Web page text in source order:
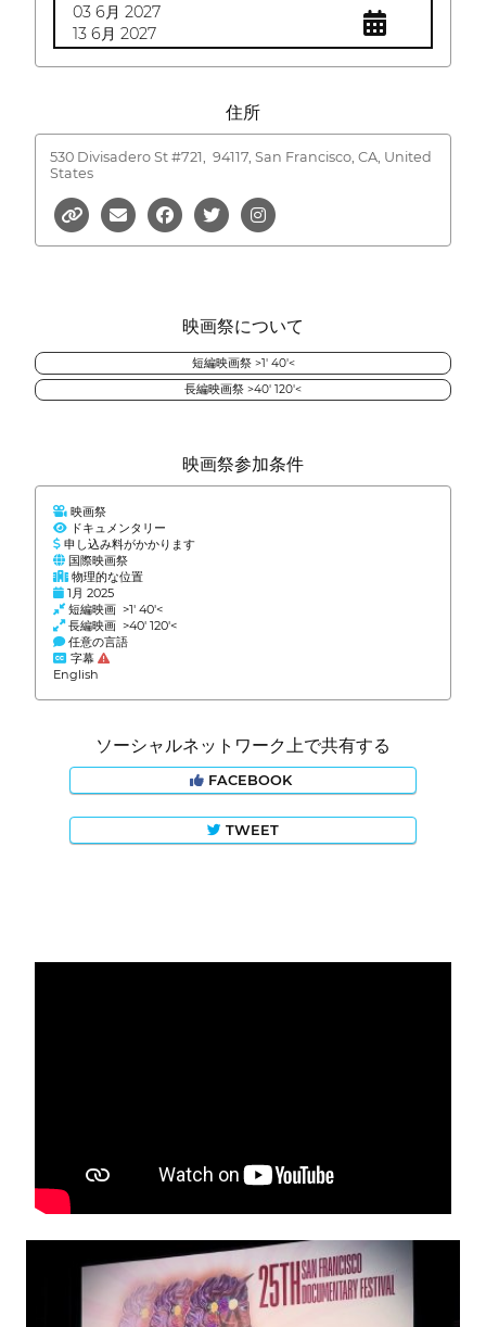
03 6月 2027
13 6月 2027
住所
530 Divisadero St #721,
94117, San Francisco, CA, United
States
映画祭について
短編映画祭 >1' 40'<
長編映画祭 >40' 120'<
映画祭参加条件
映画祭
ドキュメンタリー
申し込み料がかかります
国際映画祭
物理的な位置
1月 2025
短編映画 >1' 40'<
長編映画 >40' 120'<
任意の言語
字幕
English
ソーシャルネットワーク上で共有する
FACEBOOK
TWEET